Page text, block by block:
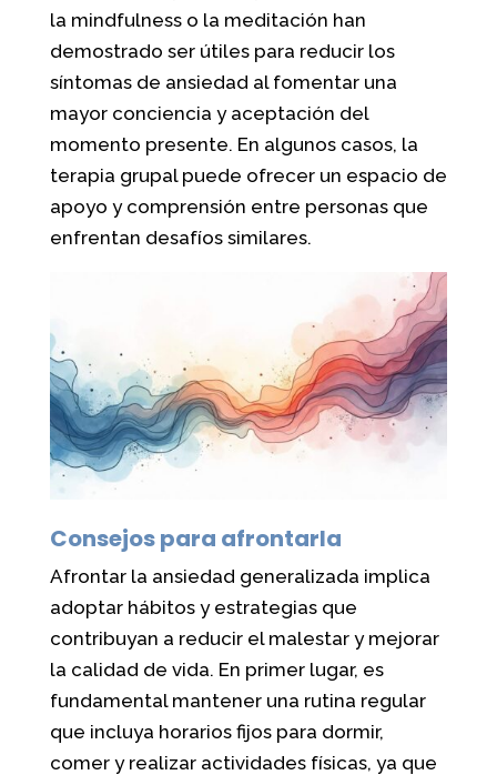
la mindfulness o la meditación han
demostrado ser útiles para reducir los
síntomas de ansiedad al fomentar una
mayor conciencia y aceptación del
momento presente. En algunos casos, la
terapia grupal puede ofrecer un espacio de
apoyo y comprensión entre personas que
enfrentan desafíos similares.
Consejos para afrontarla
Afrontar la ansiedad generalizada implica
adoptar hábitos y estrategias que
contribuyan a reducir el malestar y mejorar
la calidad de vida. En primer lugar, es
fundamental mantener una rutina regular
que incluya horarios fijos para dormir,
comer y realizar actividades físicas, ya que